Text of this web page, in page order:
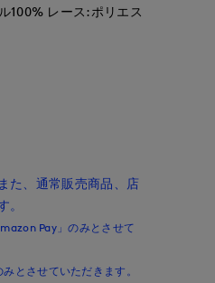
100% レース:ポリエス
た、通常販売商品、店
。
Pay」のみとさせて
とさせていただきます。